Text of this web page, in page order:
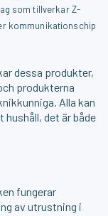
som tillverkar Z-
kommunikationschip
dessa produkter,
produkterna
Alla kan
det är både
fungerar
av utrustning i